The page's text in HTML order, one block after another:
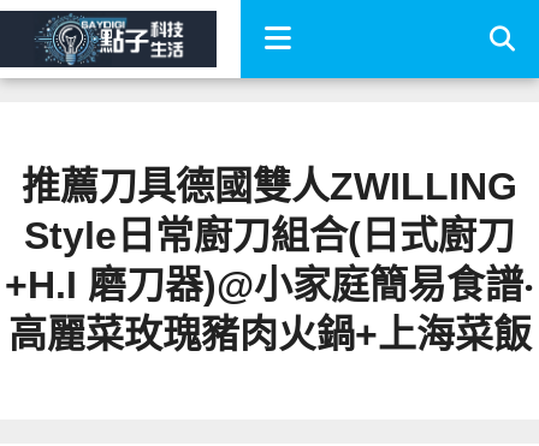
推薦刀具德國雙人ZWILLING
Style日常廚刀組合(日式廚刀
+H.I 磨刀器)@小家庭簡易食譜‧
高麗菜玫瑰豬肉火鍋+上海菜飯